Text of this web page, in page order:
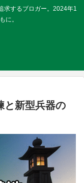
求するブロガー。2024年1
に。
と新型兵器の